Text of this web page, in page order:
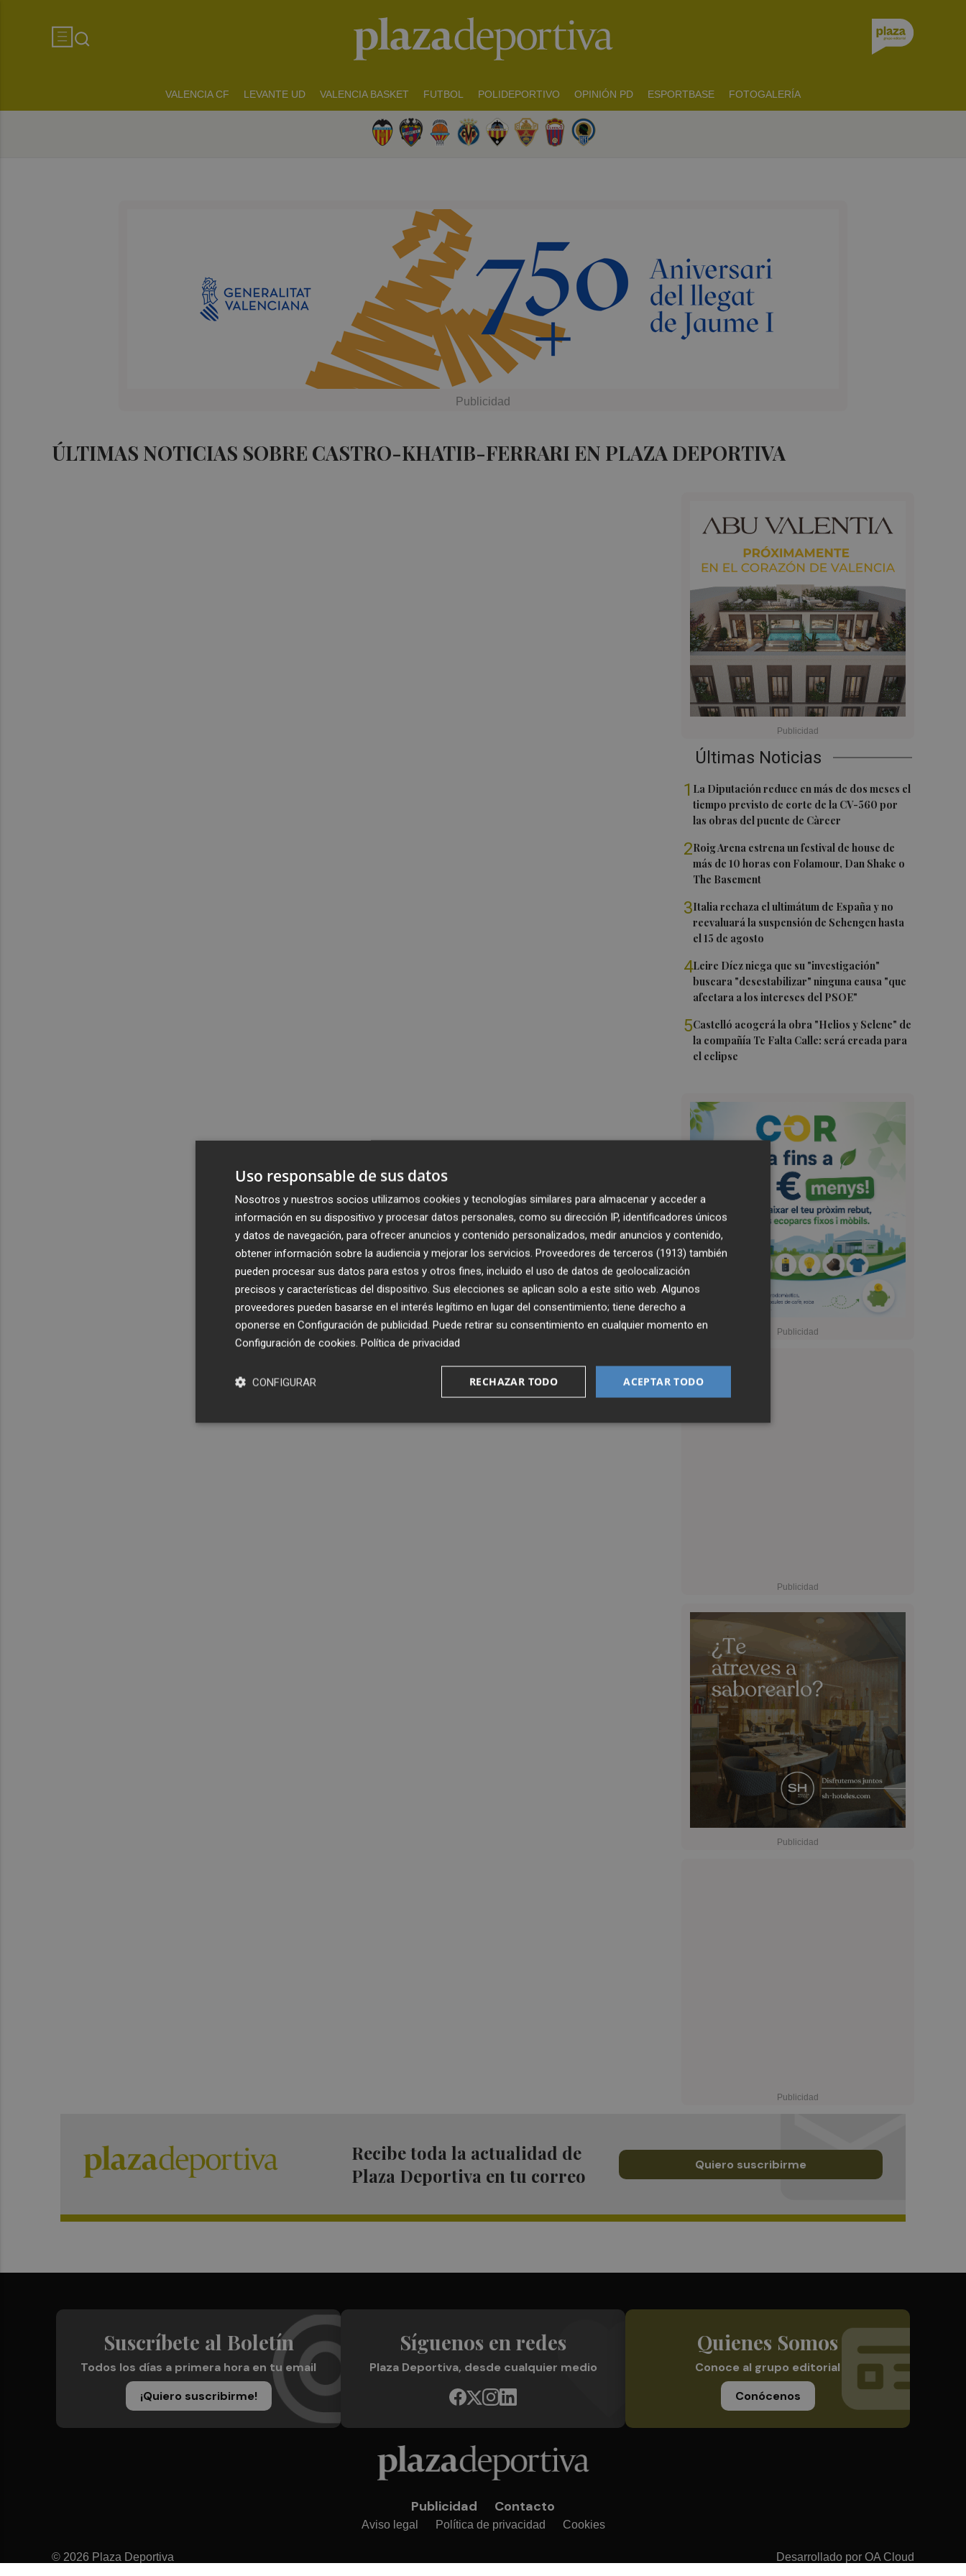
VALENCIA CF LEVANTE UD VALENCIA BASKET FUTBOL POLIDEPORTIVO OPINIÓN PD ESPORTBASE FOTOGALERÍA
ÚLTIMAS NOTICIAS SOBRE CASTRO-KHATIB-FERRARI EN PLAZA DEPORTIVA
Últimas Noticias
1 La Diputación reduce en más de dos meses el
tiempo previsto de corte de la CV-560 por
las obras del puente de Càrcer
2Roig Arena estrena un festival de house de
más de 10 horas con Folamour, Dan Shake o
The Basement
3Italia rechaza el ultimátum de España y no
reevaluará la suspensión de Schengen hasta
el 15 de agosto
4Leire Díez niega que su "investigación"
buscara "desestabilizar" ninguna causa "que
afectara a los intereses del PSOE"
5Castelló acogerá la obra "Helios y Selene" de
la compañía Te Falta Calle: será creada para
el eclipse
Recibe toda la actualidad de
Plaza Deportiva en tu correo
Quiero suscribirme
Suscríbete al Boletín
Todos los días a primera hora en tu email
¡Quiero suscribirme!
Síguenos en redes
Plaza Deportiva, desde cualquier medio
Quienes Somos
Conoce al grupo editorial
Conócenos
Publicidad Contacto
Aviso legal Política de privacidad Cookies
© 2026 Plaza Deportiva Desarrollado por OA Cloud
Uso responsable de sus datos
Nosotros y nuestros socios utilizamos cookies y tecnologías similares para almacenar y acceder a
información en su dispositivo y procesar datos personales, como su dirección IP, identificadores únicos
y datos de navegación, para ofrecer anuncios y contenido personalizados, medir anuncios y contenido,
obtener información sobre la audiencia y mejorar los servicios. Proveedores de terceros (1913) también
pueden procesar sus datos para estos y otros fines, incluido el uso de datos de geolocalización
precisos y características del dispositivo. Sus elecciones se aplican solo a este sitio web. Algunos
proveedores pueden basarse en el interés legítimo en lugar del consentimiento; tiene derecho a
oponerse en Configuración de publicidad. Puede retirar su consentimiento en cualquier momento en
Configuración de cookies. Política de privacidad
ACEPTAR TODO
RECHAZAR TODO
CONFIGURAR